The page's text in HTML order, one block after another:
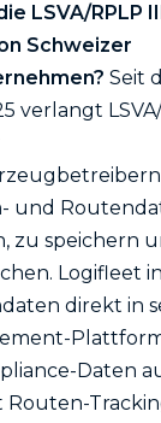
LSVA/RPLP
Schweizer
Seit
verlangt
und
zu speichern
Logifleet
direkt in
Daten
Routen-